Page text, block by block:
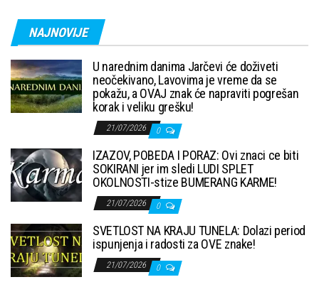
NAJNOVIJE
U narednim danima Jarčevi će doživeti
neočekivano, Lavovima je vreme da se
pokažu, a OVAJ znak će napraviti pogrešan
korak i veliku grešku!
21/07/2026 0
IZAZOV, POBEDA I PORAZ: Ovi znaci ce biti
SOKIRANI jer im sledi LUDI SPLET
OKOLNOSTI-stize BUMERANG KARME!
21/07/2026 0
SVETLOST NA KRAJU TUNELA: Dolazi period
ispunjenja i radosti za OVE znake!
21/07/2026 0